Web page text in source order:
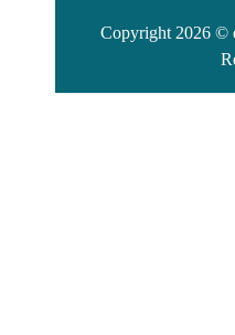
Copyright 2026 ©